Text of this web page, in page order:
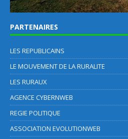
PARTENAIRES
LES REPUBLICAINS
LE MOUVEMENT DE LA RURALITE
LES RURAUX
AGENCE CYBERNWEB
REGIE POLITIQUE
ASSOCIATION EVOLUTIONWEB